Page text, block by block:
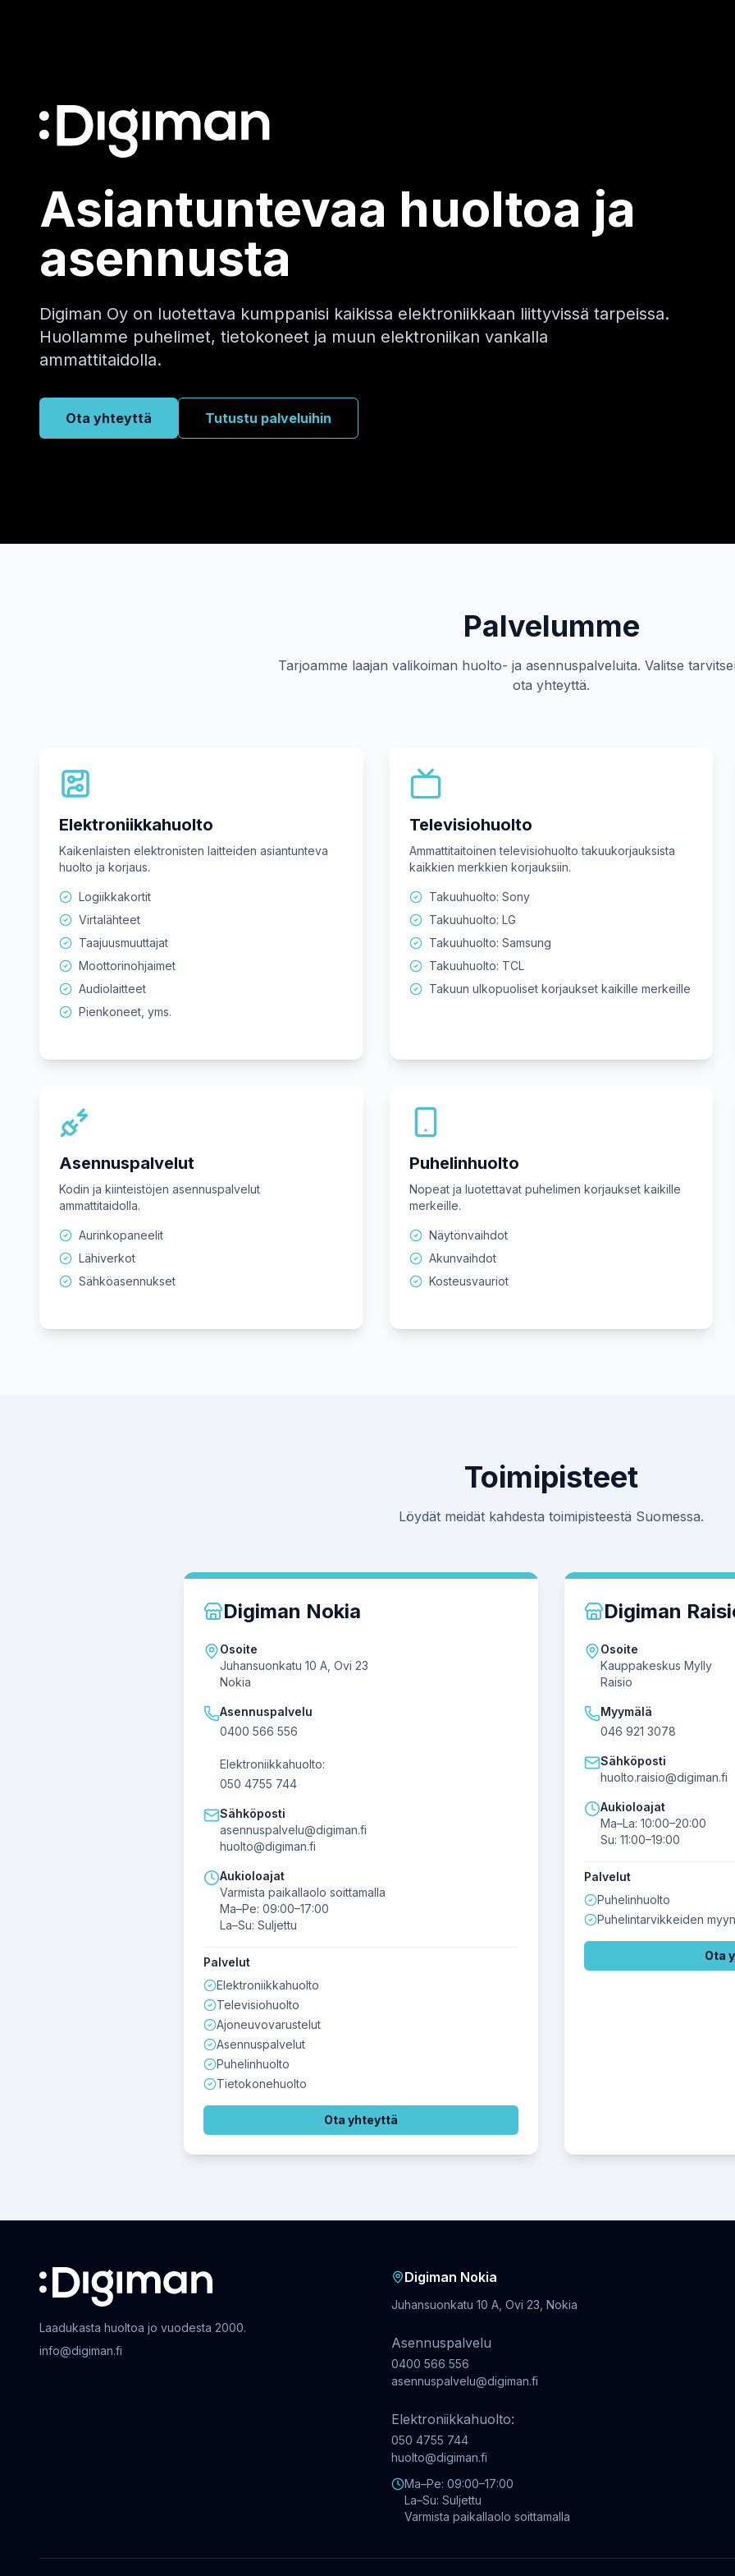
Asiantuntevaa huoltoa ja
asennusta
Digiman Oy on luotettava kumppanisi kaikissa elektroniikkaan liittyvissä tarpeissa.
Huollamme puhelimet, tietokoneet ja muun elektroniikan vankalla
ammattitaidolla.
Ota yhteyttä Tutustu palveluihin
Palvelumme
Tarjoamme laajan valikoiman huolto- ja asennuspalveluita. Valitse
ota yhteyttä.
Elektroniikkahuolto
Kaikenlaisten elektronisten laitteiden asiantunteva
huolto ja korjaus.
Logiikkakortit
Virtalähteet
Taajuusmuuttajat
Moottorinohjaimet
Audiolaitteet
Pienkoneet, yms.
Televisiohuolto
Ammattitaitoinen televisiohuolto takuukorjauksista
kaikkien merkkien korjauksiin.
Takuuhuolto: Sony
Takuuhuolto: LG
Takuuhuolto: Samsung
Takuuhuolto: TCL
Takuun ulkopuoliset korjaukset kaikille merkeille
Asennuspalvelut
Kodin ja kiinteistöjen asennuspalvelut
ammattitaidolla.
Aurinkopaneelit
Lähiverkot
Sähköasennukset
Puhelinhuolto
Nopeat ja luotettavat puhelimen korjaukset kaikille
merkeille.
Näytönvaihdot
Akunvaihdot
Kosteusvauriot
Toimipisteet
Löydät meidät kahdesta toimipisteestä Suomessa.
Digiman Nokia
Osoite
Juhansuonkatu 10 A, Ovi 23
Nokia
Asennuspalvelu
0400 566 556
Elektroniikkahuolto:
050 4755 744
Sähköposti
asennuspalvelu@digiman.fi
huolto@digiman.fi
Aukioloajat
Varmista paikallaolo soittamalla
Ma–Pe: 09:00–17:00
La–Su: Suljettu
Palvelut
Elektroniikkahuolto
Televisiohuolto
Ajoneuvovarustelut
Asennuspalvelut
Puhelinhuolto
Tietokonehuolto
Ota yhteyttä
Digiman
Osoite
Kauppakeskus Mylly
Raisio
Myymälä
046 921 3078
Sähköposti
huolto.raisio@digiman.fi
Aukioloajat
Ma–La: 10:00–20:00
Su: 11:00–19:00
Palvelut
Puhelinhuolto
Puhelintarvikkeiden
Ota
Laadukasta huoltoa jo vuodesta 2000.
info@digiman.fi
Digiman Nokia
Juhansuonkatu 10 A, Ovi 23, Nokia
Asennuspalvelu
0400 566 556
asennuspalvelu@digiman.fi
Elektroniikkahuolto:
050 4755 744
huolto@digiman.fi
Ma–Pe: 09:00–17:00
La–Su: Suljettu
Varmista paikallaolo soittamalla